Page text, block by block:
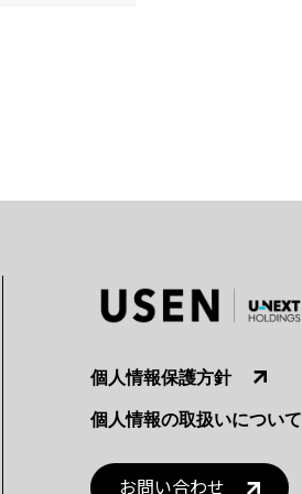
個人情報保護方針
個人情報の取扱いについて
お問い合わせ